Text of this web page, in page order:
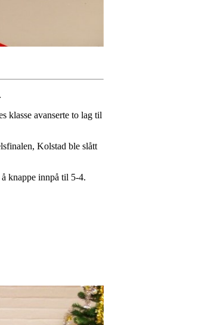
klasse avanserte to lag til
Kolstad ble slått
knappe innpå til 5-4.